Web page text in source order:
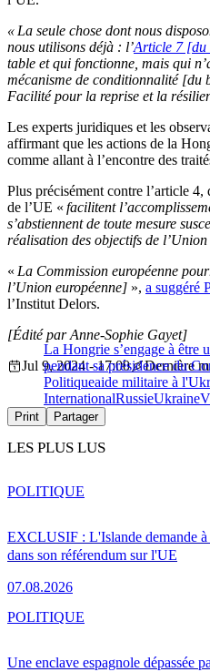
« La seule chose dont nous
nous utilisons déjà : l’Article 7 [du
table et qui fonctionne, mais qui
mécanisme de conditionnalité [du
Facilité pour la reprise et la
Les experts juridiques et les
affirmant que les actions de la
comme allant à l’encontre des
Plus précisément contre l’article
de l’UE « facilitent
s’abstiennent de toute mesure
réalisation des objectifs de l’Union
« La Commission européenne
l’Union européenne] », a suggéré
l’Institut Delors.
La Hongrie s’engage à être
pendant sa présidence du
[Édité par Anne-Sophie Gayet]
Jul 9, 2024 - 17:00
Dernière
Politiqueaide militaire à
InternationalRussieUkraine
Print Partager
LES PLUS LUS
EXCLUSIF : L'Islande demande à
dans son référendum sur l'UE
07.08.2026
POLITIQUE
Une enclave espagnole dépassée
POLITIQUE